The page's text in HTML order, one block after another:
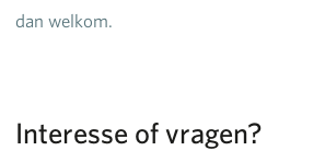
dan welkom.
Interesse of vragen?